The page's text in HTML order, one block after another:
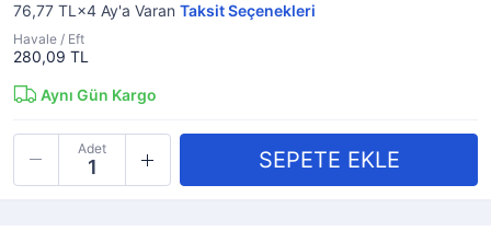
76,77 TL×4 Ay'a Varan Taksit Seçenekleri
Havale / Eft
280,09 TL
Aynı Gün Kargo
Adet